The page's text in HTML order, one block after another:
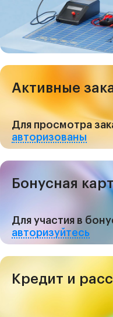
Активные
Для просмотра
авторизованы
Бонусная
Для участия в
авторизуйтесь
Кредит и